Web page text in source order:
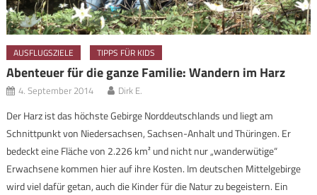
AUSFLUGSZIELE TIPPS FÜR KIDS
Abenteuer für die ganze Familie: Wandern im Harz
4. September 2014 Dirk E.
Der Harz ist das höchste Gebirge Norddeutschlands und liegt am
Schnittpunkt von Niedersachsen, Sachsen-Anhalt und Thüringen. Er
bedeckt eine Fläche von 2.226 km² und nicht nur „wanderwütige“
Erwachsene kommen hier auf ihre Kosten. Im deutschen Mittelgebirge
wird viel dafür getan, auch die Kinder für die Natur zu begeistern. Ein